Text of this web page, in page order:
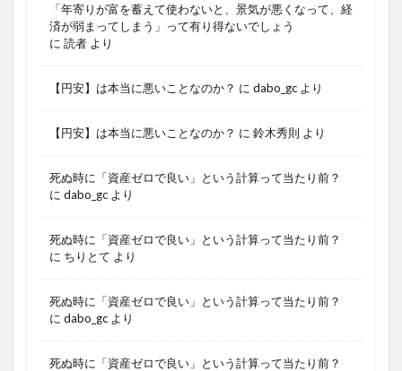
「年寄りが富を蓄えて使わないと、景気が悪くなって、経
済が弱まってしまう」って有り得ないでしょう
に 読者 より
【円安】は本当に悪いことなのか？ に dabo_gc より
【円安】は本当に悪いことなのか？ に 鈴木秀則 より
死ぬ時に「資産ゼロで良い」という計算って当たり前？
に dabo_gc より
死ぬ時に「資産ゼロで良い」という計算って当たり前？
に ちりとて より
死ぬ時に「資産ゼロで良い」という計算って当たり前？
に dabo_gc より
死ぬ時に「資産ゼロで良い」という計算って当たり前？